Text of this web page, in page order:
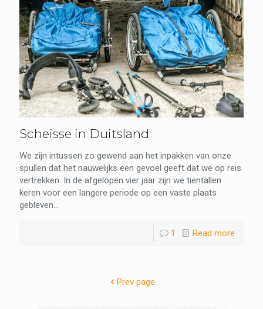
Scheisse in Duitsland
We zijn intussen zo gewend aan het inpakken van onze
spullen dat het nauwelijks een gevoel geeft dat we op reis
vertrekken. In de afgelopen vier jaar zijn we tientallen
keren voor een langere periode op een vaste plaats
gebleven...
1 Read more
Prev page